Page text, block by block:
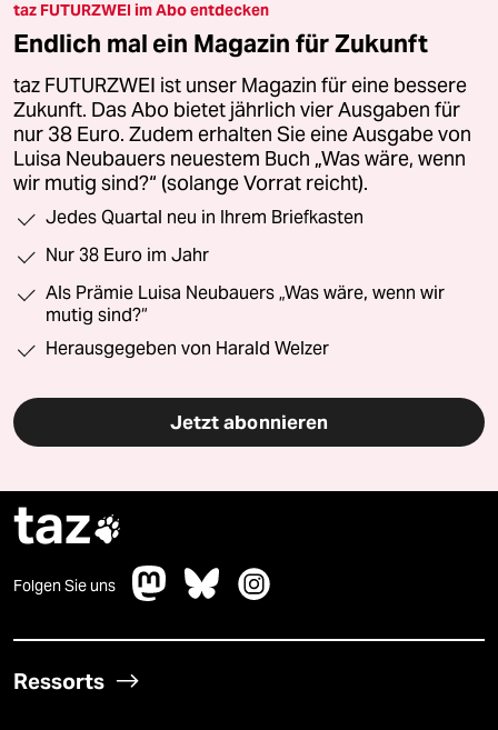
taz FUTURZWEI im Abo entdecken
Endlich mal ein Magazin für Zukunft
taz FUTURZWEI ist unser Magazin für eine bessere
Zukunft. Das Abo bietet jährlich vier Ausgaben für
nur 38 Euro. Zudem erhalten Sie eine Ausgabe von
Luisa Neubauers neuestem Buch „Was wäre, wenn
wir mutig sind?“ (solange Vorrat reicht).
Jedes Quartal neu in Ihrem Briefkasten
Nur 38 Euro im Jahr
Als Prämie Luisa Neubauers „Was wäre, wenn wir
mutig sind?“
Herausgegeben von Harald Welzer
Jetzt abonnieren
taz
Folgen Sie uns
Ressorts